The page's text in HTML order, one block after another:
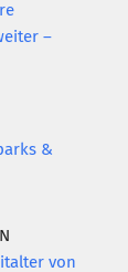
–
&
von